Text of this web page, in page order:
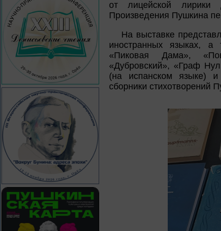
от лицейской лирики
Произведения Пушкина
На выставке
иностранных языках, а
«Пиковая Дама»,
«Дубровский», «Граф
(на испанском языке)
сборники стихотворений